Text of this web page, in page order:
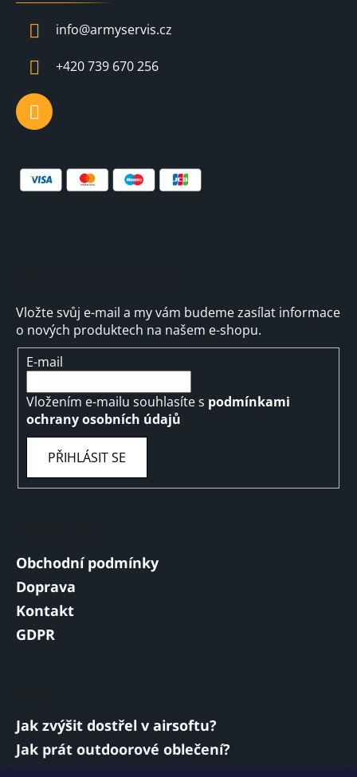
ý
p
info@armyservis.cz
+420 739 670 256
Vložte svůj e-mail a my vám budeme zasílat informace
o nových produktech na našem e-shopu.
E-mail
Vložením e-mailu souhlasíte s podmínkami
ochrany osobních údajů
PŘIHLÁSIT SE
Obchodní podmínky
Doprava
Kontakt
GDPR
Jak zvýšit dostřel v airsoftu?
Jak prát outdoorové oblečení?